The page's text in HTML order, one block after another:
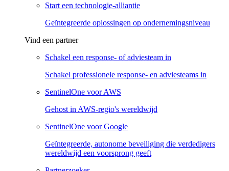
Start een technologie-alliantie
Geïntegreerde oplossingen op ondernemingsniveau
Vind een partner
Schakel een response- of adviesteam in
Schakel professionele response- en adviesteams in
SentinelOne voor AWS
Gehost in AWS-regio's wereldwijd
SentinelOne voor Google
Geïntegreerde, autonome beveiliging die verdedigers
wereldwijd een voorsprong geeft